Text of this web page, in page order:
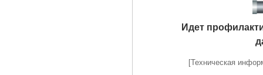
Идет
[Техническая